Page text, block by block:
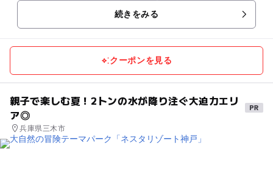
続きをみる
クーポンを見る
親子で楽しむ夏！2トンの水が降り注ぐ大迫力エリ
ア◎
兵庫県三木市